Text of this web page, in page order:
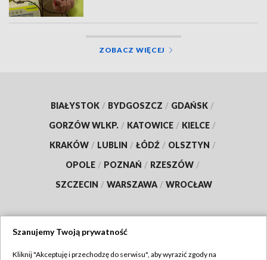
ZOBACZ WIĘCEJ
BIAŁYSTOK / BYDGOSZCZ / GDAŃSK /
GORZÓW WLKP. / KATOWICE / KIELCE /
KRAKÓW / LUBLIN / ŁÓDŹ / OLSZTYN /
OPOLE / POZNAŃ / RZESZÓW /
SZCZECIN / WARSZAWA / WROCŁAW
Szanujemy Twoją prywatność
Kliknij "Akceptuję i przechodzę do serwisu", aby wyrazić zgody na